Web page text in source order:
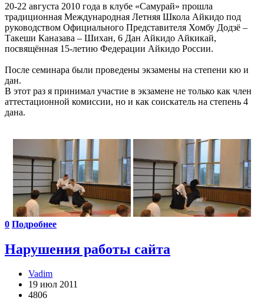
20-22 августа 2010 года в клубе «Самурай» прошла
традиционная Международная Летняя Школа Айкидо под
руководством Официального Представителя Хомбу Додзё –
Такеши Каназава – Шихан, 6 Дан Айкидо Айкикай,
посвящённая 15-летию Федерации Айкидо России.
После семинара были проведены экзамены на степени кю и
дан.
В этот раз я принимал участие в экзамене не только как член
аттестационной комиссии, но и как соискатель на степень 4
дана.
0 Подробнее
Нарушения работы сайта
Vadim
19 июл 2011
4806